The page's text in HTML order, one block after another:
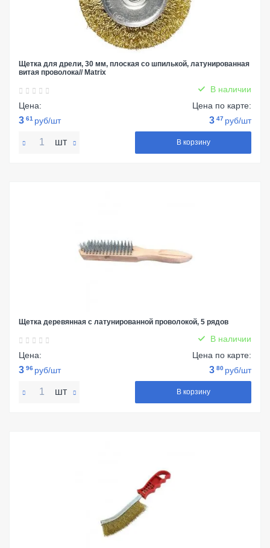
Щетка для дрели, 30 мм, плоская со шпилькой, латунированная
витая проволока// Matrix
В наличии
Цена:
3 61 руб/шт
Цена по карте:
3 47 руб/шт
шт В корзину
Щетка деревянная с латунированной проволокой, 5 рядов
В наличии
Цена:
3 96 руб/шт
Цена по карте:
3 80 руб/шт
шт В корзину